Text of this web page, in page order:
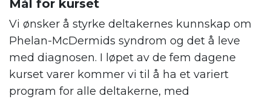
Mål for kurset
Vi ønsker å styrke deltakernes kunnskap om
Phelan-McDermids syndrom og det å leve
med diagnosen. I løpet av de fem dagene
kurset varer kommer vi til å ha et variert
program for alle deltakerne, med